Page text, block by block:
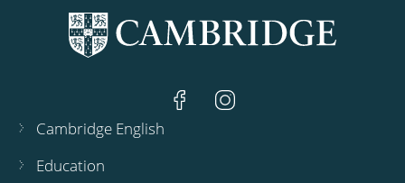
Cambridge English
Education